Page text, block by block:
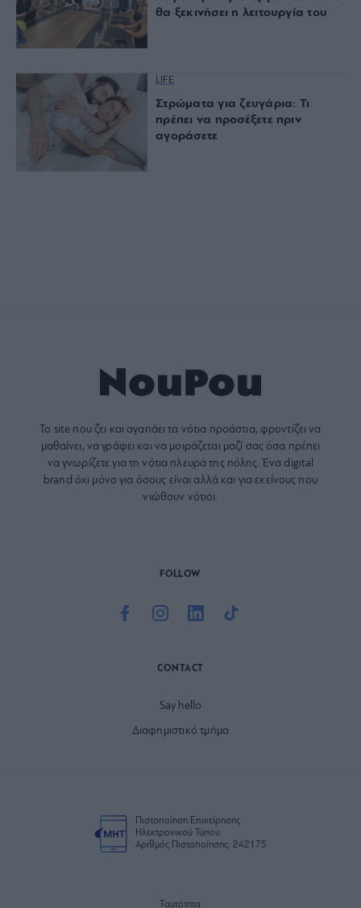
θα ξεκινήσει η λειτουργία του
LIFE
Στρώματα για ζευγάρια: Τι
πρέπει να προσέξετε πριν
αγοράσετε
Το site που ζει και αγαπάει τα νότια προάστια, φροντίζει να
μαθαίνει, να γράφει και να μοιράζεται μαζί σας όσα πρέπει
να γνωρίζετε για τη νότια πλευρά της πόλης. Ένα digital
brand όχι μόνο για όσους είναι αλλά και για εκείνους που
νιώθουν νότιοι.
FOLLOW
CONTACT
Say hello
Διαφημιστικό τμήμα
Πιστοποίηση Επιχείρησης
Ηλεκτρονικού Τύπου
Αριθμός Πιστοποίησης: 242175
Ταυτότητα